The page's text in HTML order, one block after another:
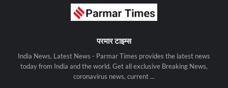
परमार टाइम्स
India News, Latest News - Parmar Times provides the latest news
today from India and the world. Get all exclusive Breaking News,
coronavirus news, current ...